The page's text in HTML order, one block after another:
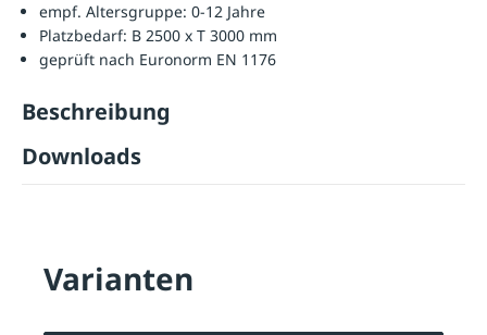
empf. Altersgruppe: 0-12 Jahre
Platzbedarf: B 2500 x T 3000 mm
geprüft nach Euronorm EN 1176
Beschreibung
Downloads
Varianten